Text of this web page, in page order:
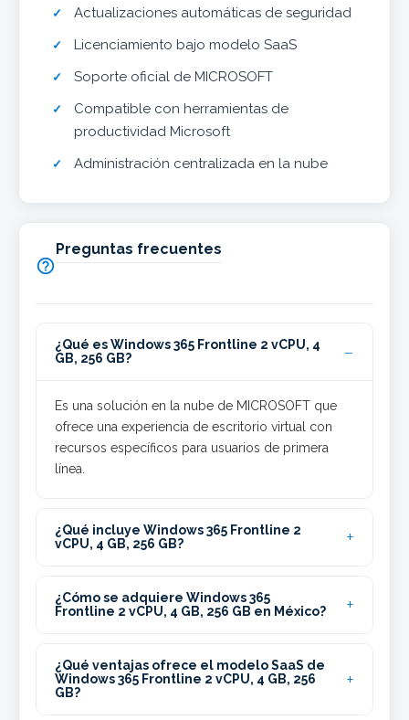
Actualizaciones automáticas de seguridad
Licenciamiento bajo modelo SaaS
Soporte oficial de MICROSOFT
Compatible con herramientas de
productividad Microsoft
Administración centralizada en la nube

Preguntas frecuentes
¿Qué es Windows 365 Frontline 2 vCPU, 4
GB, 256 GB?
Es una solución en la nube de MICROSOFT que
ofrece una experiencia de escritorio virtual con
recursos específicos para usuarios de primera
línea.
¿Qué incluye Windows 365 Frontline 2
vCPU, 4 GB, 256 GB?
¿Cómo se adquiere Windows 365
Frontline 2 vCPU, 4 GB, 256 GB en México?
¿Qué ventajas ofrece el modelo SaaS de
Windows 365 Frontline 2 vCPU, 4 GB, 256
GB?